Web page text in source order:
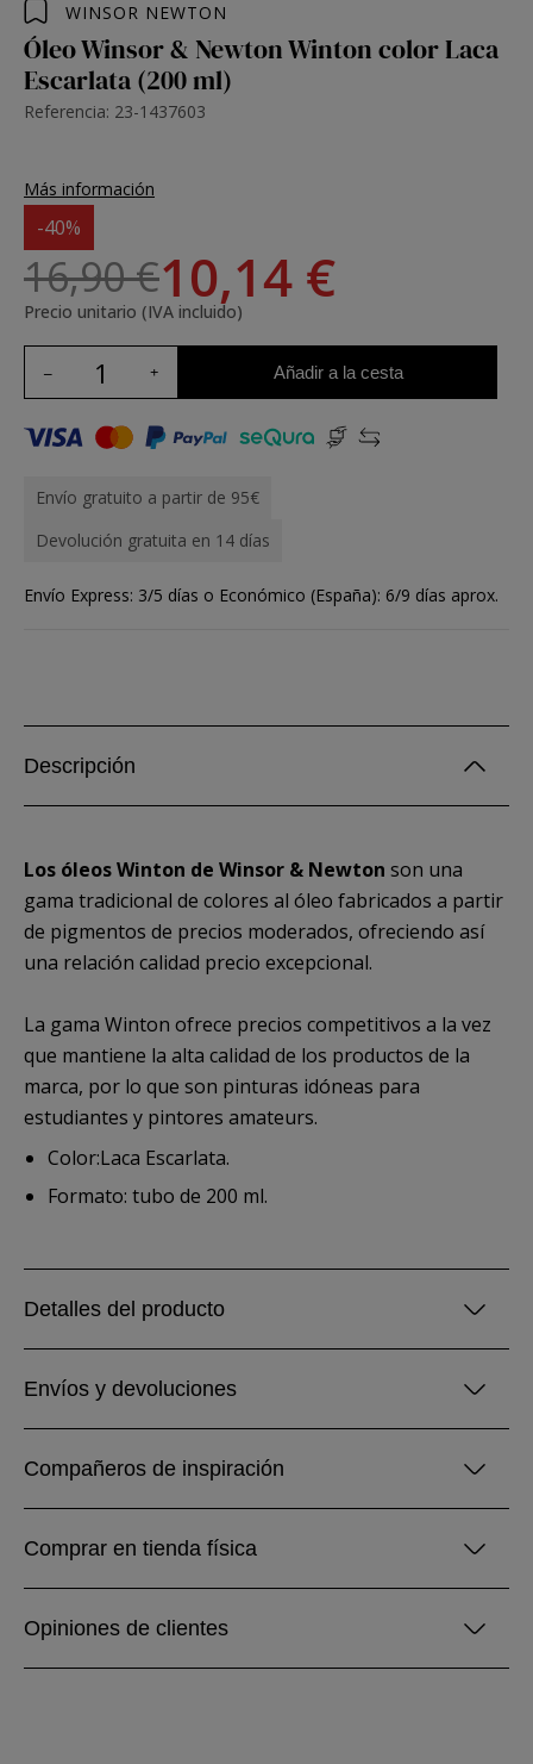
WINSOR NEWTON
Óleo Winsor & Newton Winton color Laca
Escarlata (200 ml)
Referencia: 23-1437603
Más información
-40%
16,90 €10,14 €
Precio unitario (IVA incluido)
Añadir a la cesta
Envío gratuito a partir de 95€
Devolución gratuita en 14 días
Envío Express: 3/5 días o Económico (España): 6/9 días aprox.
Descripción
Los óleos Winton de Winsor & Newton son una
gama tradicional de colores al óleo fabricados a partir
de pigmentos de precios moderados, ofreciendo así
una relación calidad precio excepcional.
La gama Winton ofrece precios competitivos a la vez
que mantiene la alta calidad de los productos de la
marca, por lo que son pinturas idóneas para
estudiantes y pintores amateurs.
Color:Laca Escarlata.
Formato: tubo de 200 ml.
Detalles del producto
Envíos y devoluciones
Compañeros de inspiración
Comprar en tienda física
Opiniones de clientes